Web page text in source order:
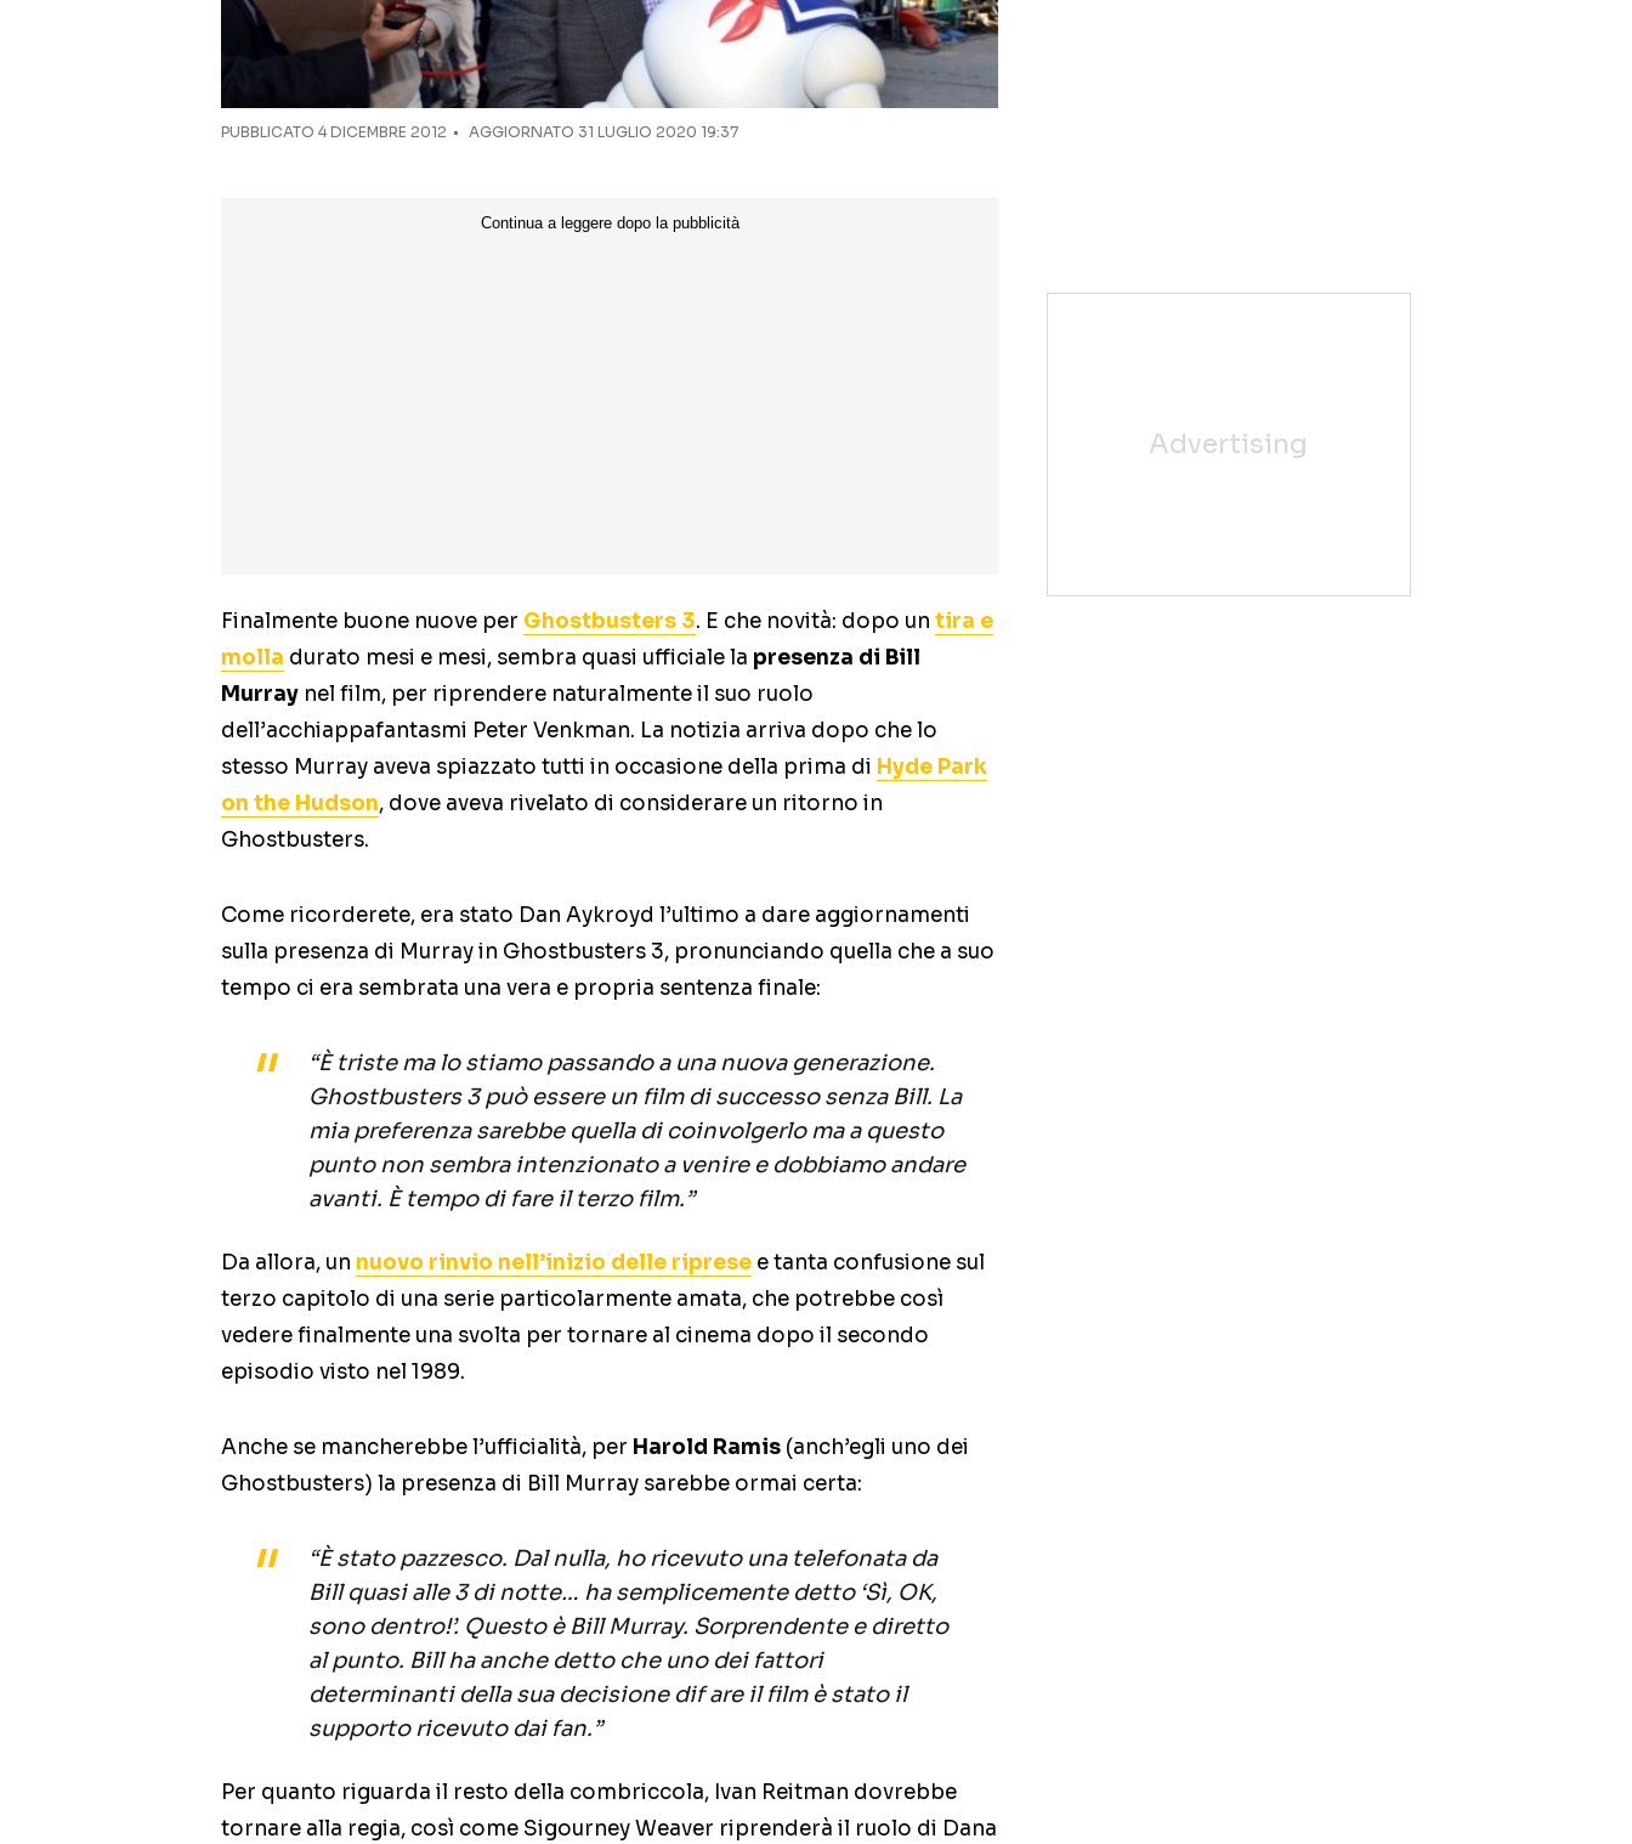
PUBBLICATO 4 DICEMBRE 2012 AGGIORNATO 31 LUGLIO 2020 19:37
Finalmente buone nuove per Ghostbusters 3. E che novità: dopo un tira e
molla durato mesi e mesi, sembra quasi ufficiale la presenza di Bill
Murray nel film, per riprendere naturalmente il suo ruolo
dell’acchiappafantasmi Peter Venkman. La notizia arriva dopo che lo
stesso Murray aveva spiazzato tutti in occasione della prima di Hyde Park
on the Hudson, dove aveva rivelato di considerare un ritorno in
Ghostbusters.
Come ricorderete, era stato Dan Aykroyd l’ultimo a dare aggiornamenti
sulla presenza di Murray in Ghostbusters 3, pronunciando quella che a suo
tempo ci era sembrata una vera e propria sentenza finale:
“È triste ma lo stiamo passando a una nuova generazione.
Ghostbusters 3 può essere un film di successo senza Bill. La
mia preferenza sarebbe quella di coinvolgerlo ma a questo
punto non sembra intenzionato a venire e dobbiamo andare
avanti. È tempo di fare il terzo film.”
Da allora, un nuovo rinvio nell’inizio delle riprese e tanta confusione sul
terzo capitolo di una serie particolarmente amata, che potrebbe così
vedere finalmente una svolta per tornare al cinema dopo il secondo
episodio visto nel 1989.
Anche se mancherebbe l’ufficialità, per Harold Ramis (anch’egli uno dei
Ghostbusters) la presenza di Bill Murray sarebbe ormai certa:
“È stato pazzesco. Dal nulla, ho ricevuto una telefonata da
Bill quasi alle 3 di notte… ha semplicemente detto ‘Sì, OK,
sono dentro!’. Questo è Bill Murray. Sorprendente e diretto
al punto. Bill ha anche detto che uno dei fattori
determinanti della sua decisione dif are il film è stato il
supporto ricevuto dai fan.”
Per quanto riguarda il resto della combriccola, Ivan Reitman dovrebbe
tornare alla regia, così come Sigourney Weaver riprenderà il ruolo di Dana